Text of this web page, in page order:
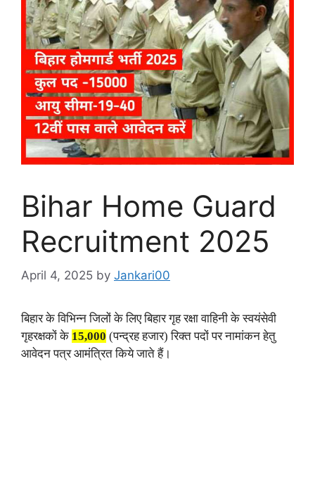
Bihar Home Guard
Recruitment 2025
April 4, 2025 by Jankari00
बिहार के विभिन्न जिलों के लिए बिहार गृह रक्षा वाहिनी के स्वयंसेवी
गृहरक्षकों के 15,000 (पन्द्रह हजार) रिक्त पदों पर नामांकन हेतु
आवेदन पत्र आमंत्रित किये जाते हैं।